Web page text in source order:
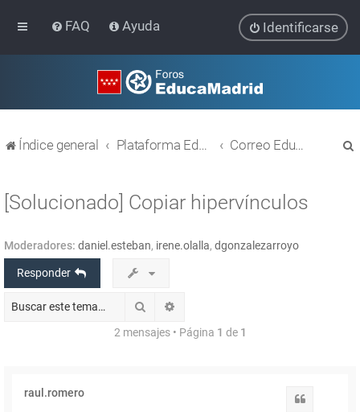
FAQ Ayuda Identificarse
Índice general Plataforma Educativa EducaMadrid Correo EducaMadrid
[Solucionado] Copiar hipervínculos
Moderadores: daniel.esteban, irene.olalla, dgonzalezarroyo
Responder
Buscar
2 mensajes • Página 1 de 1
raul.romero